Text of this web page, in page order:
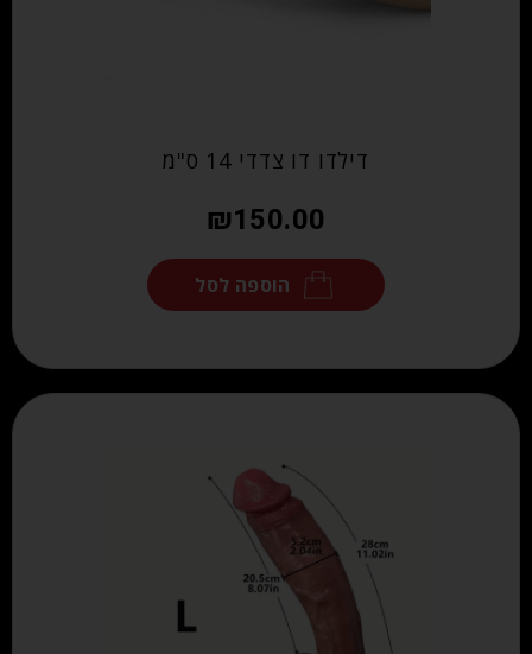
דילדו דו צדדי 14 ס"מ
₪150.00
הוספה לסל